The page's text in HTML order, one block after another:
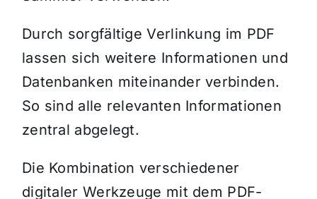
Durch sorgfältige Verlinkung im PDF
lassen sich weitere Informationen und
Datenbanken miteinander verbinden.
So sind alle relevanten Informationen
zentral abgelegt.
Die Kombination verschiedener
digitaler Werkzeuge mit dem PDF-